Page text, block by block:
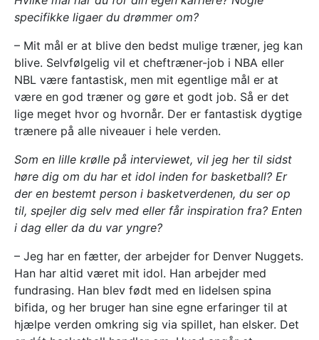
specifikke ligaer du drømmer om?
– Mit mål er at blive den bedst mulige træner, jeg kan
blive. Selvfølgelig vil et cheftræner-job i NBA eller
NBL være fantastisk, men mit egentlige mål er at
være en god træner og gøre et godt job. Så er det
lige meget hvor og hvornår. Der er fantastisk dygtige
trænere på alle niveauer i hele verden.
Som en lille krølle på interviewet, vil jeg her til sidst
høre dig om du har et idol inden for basketball? Er
der en bestemt person i basketverdenen, du ser op
til, spejler dig selv med eller får inspiration fra? Enten
i dag eller da du var yngre?
– Jeg har en fætter, der arbejder for Denver Nuggets.
Han har altid været mit idol. Han arbejder med
fundrasing. Han blev født med en lidelsen spina
bifida, og her bruger han sine egne erfaringer til at
hjælpe verden omkring sig via spillet, han elsker. Det